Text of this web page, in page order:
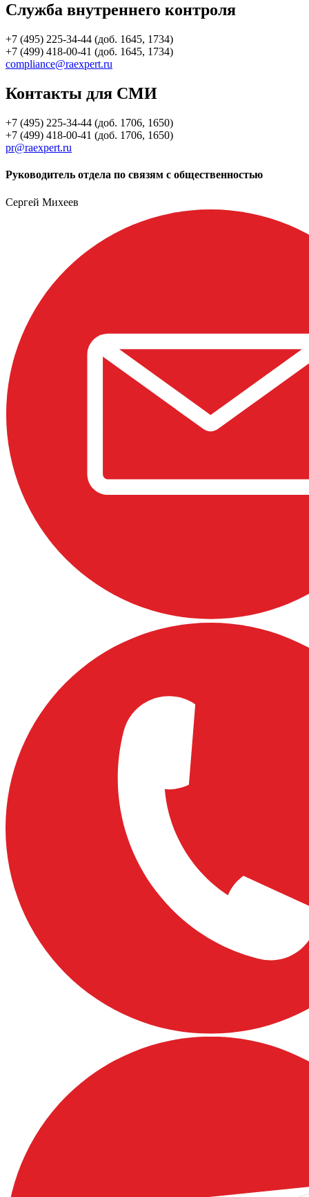
Служба внутреннего контроля
+7 (495) 225-34-44 (доб. 1645, 1734)
+7 (499) 418-00-41 (доб. 1645, 1734)
compliance@raexpert.ru
Контакты для СМИ
+7 (495) 225-34-44 (доб. 1706, 1650)
+7 (499) 418-00-41 (доб. 1706, 1650)
pr@raexpert.ru
Руководитель отдела по связям с общественностью
Сергей Михеев